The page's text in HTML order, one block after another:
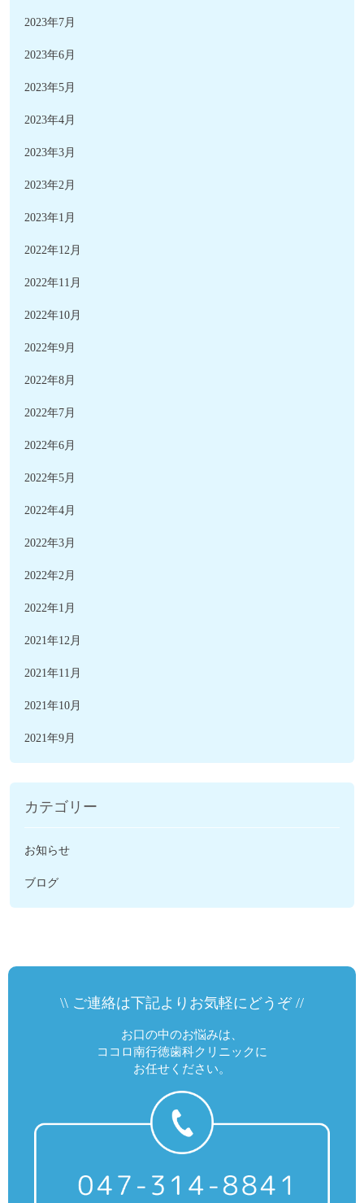
2023年7月
2023年6月
2023年5月
2023年4月
2023年3月
2023年2月
2023年1月
2022年12月
2022年11月
2022年10月
2022年9月
2022年8月
2022年7月
2022年6月
2022年5月
2022年4月
2022年3月
2022年2月
2022年1月
2021年12月
2021年11月
2021年10月
2021年9月
カテゴリー
お知らせ
ブログ
\\ ご連絡は下記よりお気軽にどうぞ //
お口の中のお悩みは、
ココロ南行徳歯科クリニックに
お任せください。